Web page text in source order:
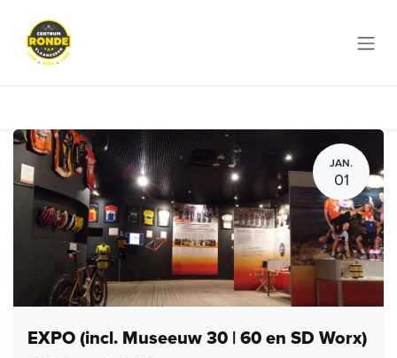
JAN.
01
EXPO (incl. Museeuw 30 | 60 en SD Worx)